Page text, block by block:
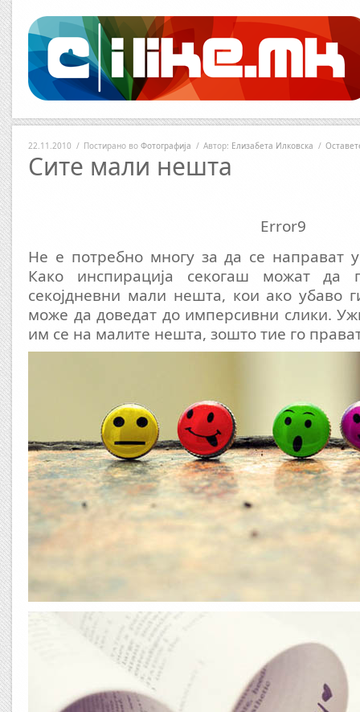
22.11.2010 / Постирано во Фотографија / Автор: Елизабета Илковска /
Сите мали нешта
Error9
Не е потребно многу за да се направат
Како инспирација секогаш можат да
секојдневни мали нешта, кои ако убаво
може да доведат до имперсивни слики.
им се на малите нешта, зошто тие го